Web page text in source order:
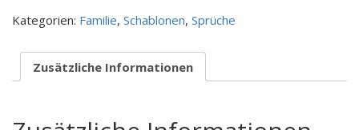
schön...
Kategorien: Familie, Schablonen, Sprüche
Zusätzliche Informationen